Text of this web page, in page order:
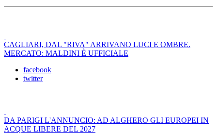
CAGLIARI, DAL "RIVA" ARRIVANO LUCI E OMBRE.
MERCATO: MALDINI È UFFICIALE
facebook
twitter
DA PARIGI L'ANNUNCIO: AD ALGHERO GLI EUROPEI IN
ACQUE LIBERE DEL 2027